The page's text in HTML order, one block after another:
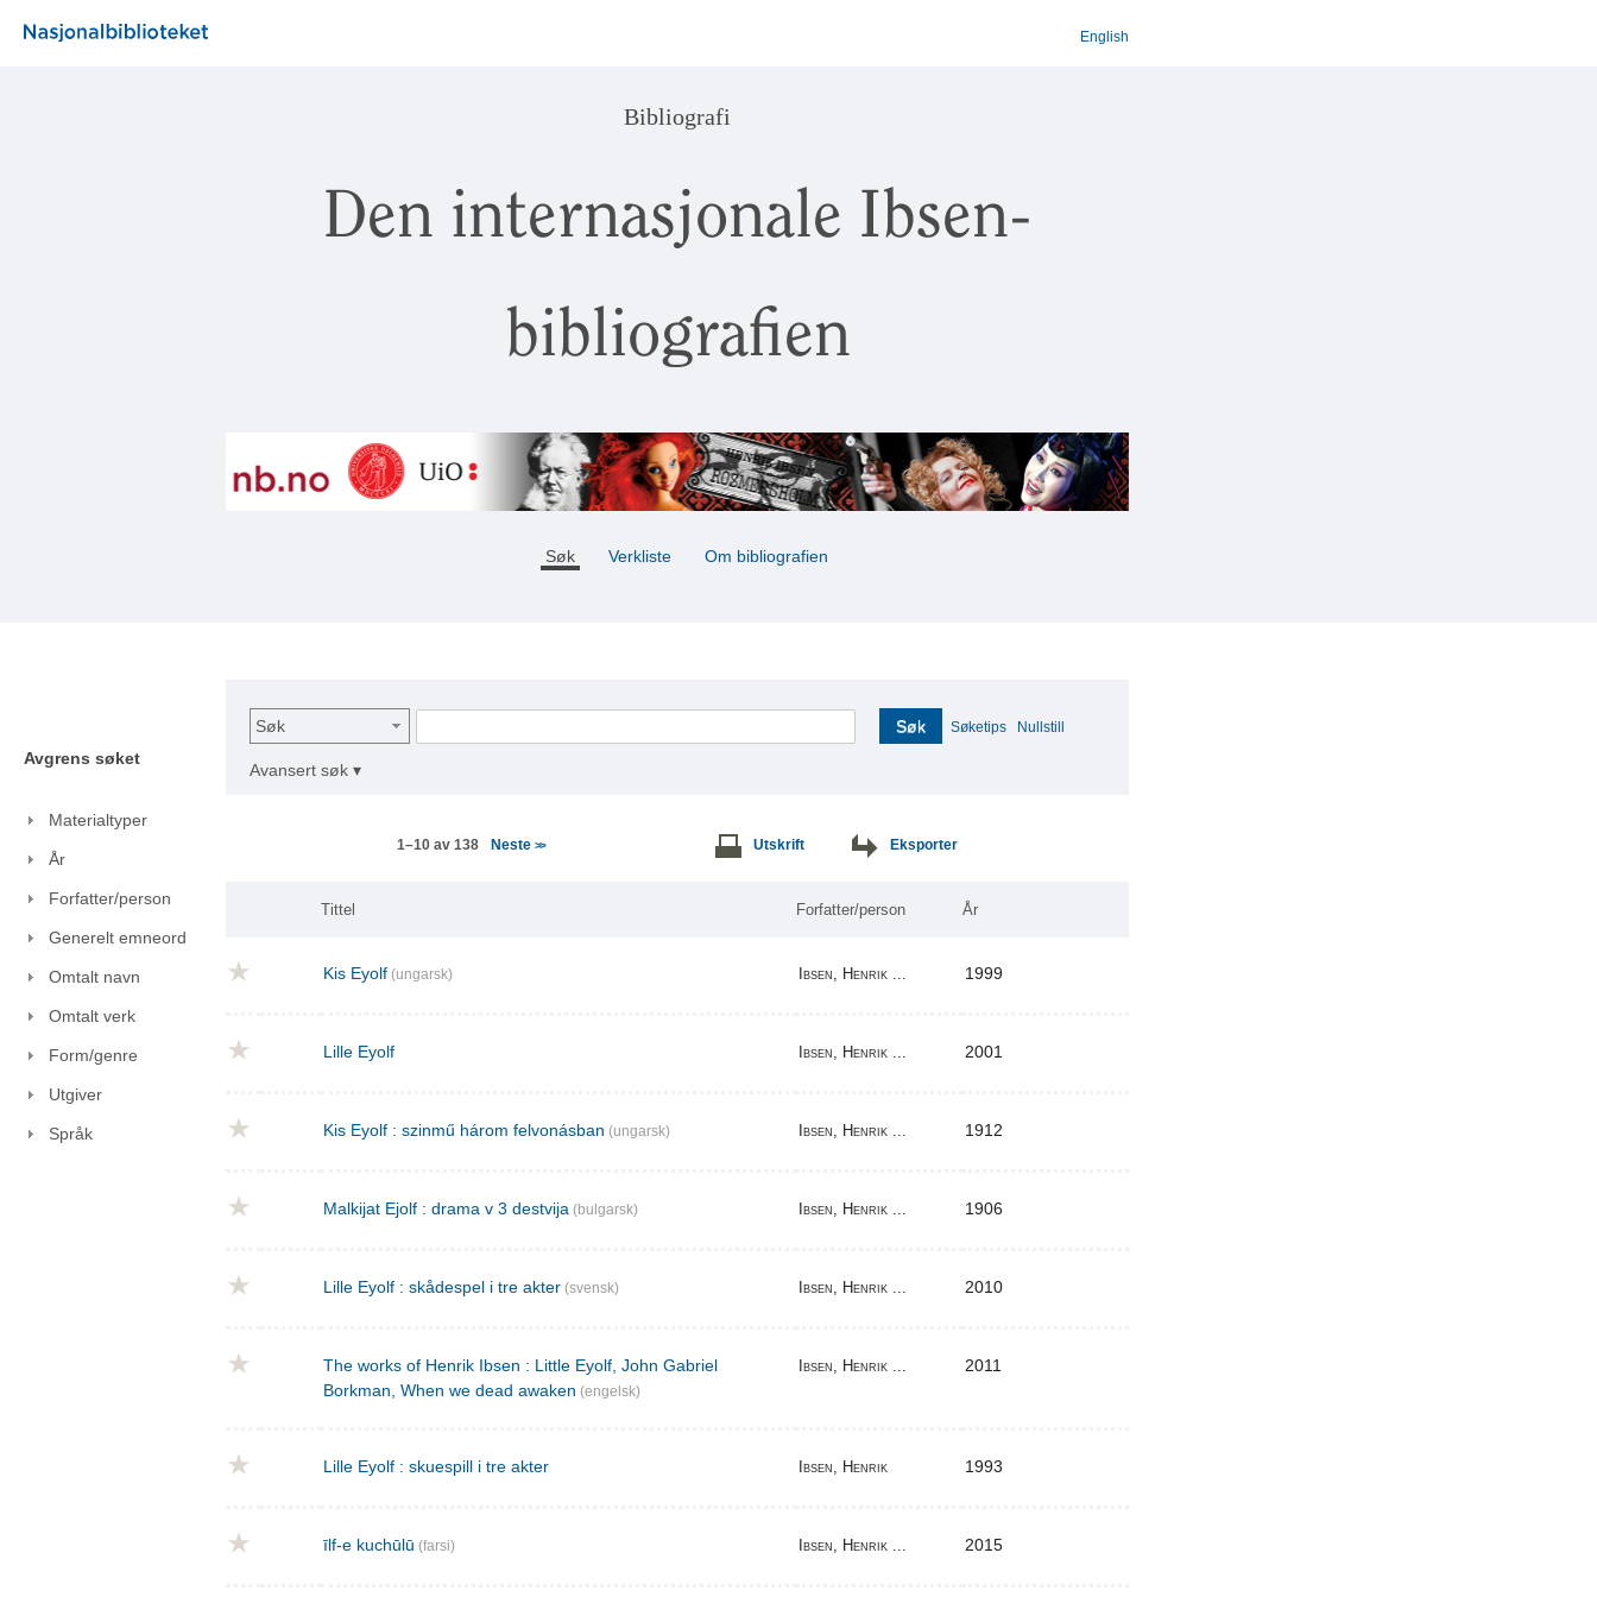
English
Bibliografi
Den internasjonale Ibsen-
bibliografien
Søk Verkliste Om bibliografien
Avgrens søket
Materialtyper
År
Forfatter/person
Generelt emneord
Omtalt navn
Omtalt verk
Form/genre
Utgiver
Språk
Søk Søk Søketips Nullstill
Avansert søk ▾
1–10 av 138 Neste >> Utskrift Eksporter
Tittel Forfatter/person År
Kis Eyolf (ungarsk) Ibsen, Henrik ... 1999
Lille Eyolf Ibsen, Henrik ... 2001
Kis Eyolf : szinmű három felvonásban (ungarsk) Ibsen, Henrik ... 1912
Malkijat Ejolf : drama v 3 destvija (bulgarsk) Ibsen, Henrik ... 1906
Lille Eyolf : skådespel i tre akter (svensk) Ibsen, Henrik ... 2010
The works of Henrik Ibsen : Little Eyolf, John Gabriel
Borkman, When we dead awaken (engelsk)
Ibsen, Henrik ... 2011
Lille Eyolf : skuespill i tre akter Ibsen, Henrik 1993
īlf-e kuchūlū (farsi) Ibsen, Henrik ... 2015